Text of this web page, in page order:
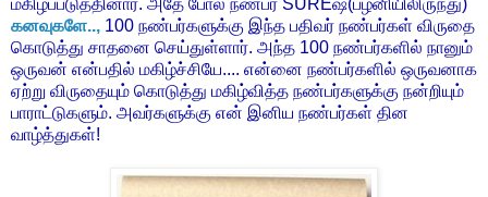
கனவுகளே.., 100 நண்பர்களுக்கு இந்த பதிவர் நண்பர்கள் விருதை
கொடுத்து சாதனை செய்துள்ளார். அந்த 100 நண்பர்களில் நானும்
ஒருவன் என்பதில் மகிழ்ச்சியே.... என்னை நண்பர்களில் ஒருவனாக
ஏற்று விருதையும் கொடுத்து மகிழ்வித்த நண்பர்களுக்கு நன்றியும்
பாராட்டுகளும். அவர்களுக்கு என் இனிய நண்பர்கள் தின
வாழ்த்துகள்!